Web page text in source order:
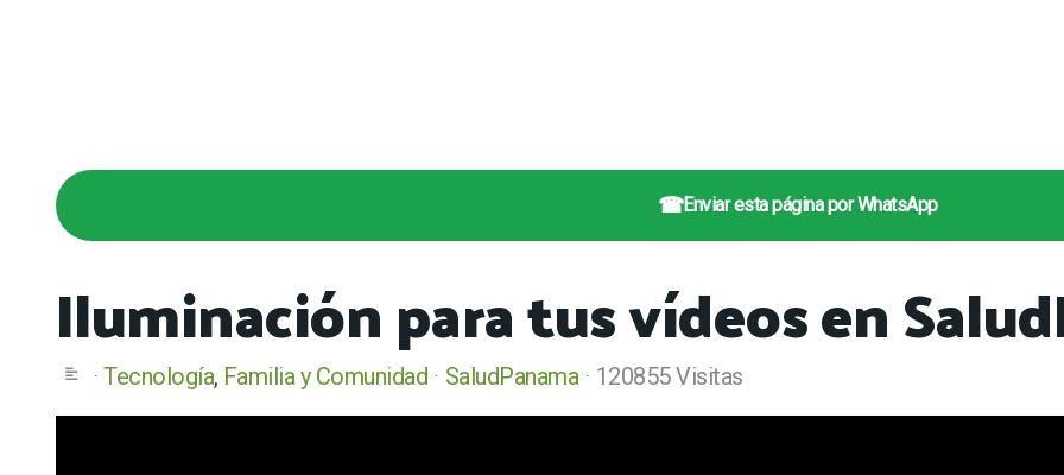
☎Enviar esta página por WhatsApp
Iluminación para tus vídeos en
Tecnología Familia y Comunidad SaludPanama 120855 Visitas